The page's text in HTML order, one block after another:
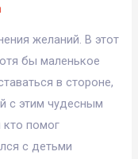
желаний. В этот
бы маленькое
в стороне,
с этим чудесным
помог
с детьми